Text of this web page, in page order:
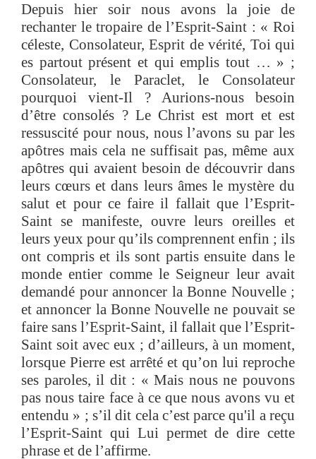
Depuis hier soir nous avons la joie de
rechanter le tropaire de l’Esprit-Saint : « Roi
céleste, Consolateur, Esprit de vérité, Toi qui
es partout présent et qui emplis tout … » ;
Consolateur, le Paraclet, le Consolateur
pourquoi vient-Il ? Aurions-nous besoin
d’être consolés ? Le Christ est mort et est
ressuscité pour nous, nous l’avons su par les
apôtres mais cela ne suffisait pas, même aux
apôtres qui avaient besoin de découvrir dans
leurs cœurs et dans leurs âmes le mystère du
salut et pour ce faire il fallait que l’Esprit-
Saint se manifeste, ouvre leurs oreilles et
leurs yeux pour qu’ils comprennent enfin ; ils
ont compris et ils sont partis ensuite dans le
monde entier comme le Seigneur leur avait
demandé pour annoncer la Bonne Nouvelle ;
et annoncer la Bonne Nouvelle ne pouvait se
faire sans l’Esprit-Saint, il fallait que l’Esprit-
Saint soit avec eux ; d’ailleurs, à un moment,
lorsque Pierre est arrêté et qu’on lui reproche
ses paroles, il dit : « Mais nous ne pouvons
pas nous taire face à ce que nous avons vu et
entendu » ; s’il dit cela c’est parce qu'il a reçu
l’Esprit-Saint qui Lui permet de dire cette
phrase et de l’affirme.